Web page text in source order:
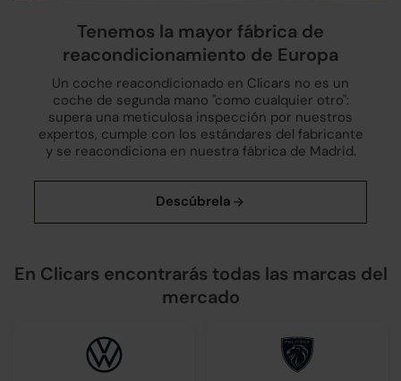
Tenemos la mayor fábrica de
reacondicionamiento de Europa
Un coche reacondicionado en Clicars no es un
coche de segunda mano "como cualquier otro":
supera una meticulosa inspección por nuestros
expertos, cumple con los estándares del fabricante
y se reacondiciona en nuestra fábrica de Madrid.
En Clicars encontrarás todas las marcas del
mercado